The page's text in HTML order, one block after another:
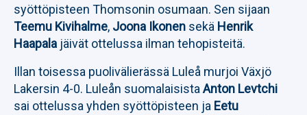
syöttöpisteen Thomsonin osumaan. Sen sijaan
Teemu Kivihalme, Joona Ikonen sekä Henrik
Haapala jäivät ottelussa ilman tehopisteitä.
Illan toisessa puolivälierässä Luleå murjoi Växjö
Lakersin 4-0. Luleån suomalaisista Anton Levtchi
sai ottelussa yhden syöttöpisteen ja Eetu